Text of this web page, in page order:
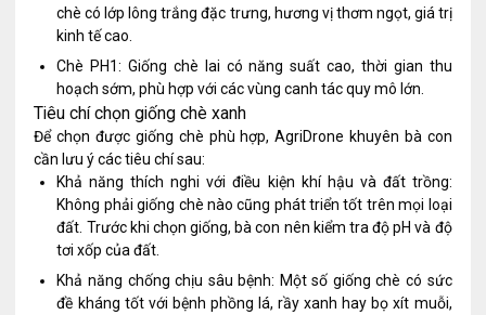
chè có lớp lông trắng đặc trưng, hương vị thơm ngọt, giá trị
kinh tế cao.
Chè PH1: Giống chè lai có năng suất cao, thời gian thu
hoạch sớm, phù hợp với các vùng canh tác quy mô lớn.
Tiêu chí chọn giống chè xanh
Để chọn được giống chè phù hợp, AgriDrone khuyên bà con
cần lưu ý các tiêu chí sau:
Khả năng thích nghi với điều kiện khí hậu và đất trồng:
Không phải giống chè nào cũng phát triển tốt trên mọi loại
đất. Trước khi chọn giống, bà con nên kiểm tra độ pH và độ
tơi xốp của đất.
Khả năng chống chịu sâu bệnh: Một số giống chè có sức
đề kháng tốt với bệnh phồng lá, rầy xanh hay bọ xít muỗi,